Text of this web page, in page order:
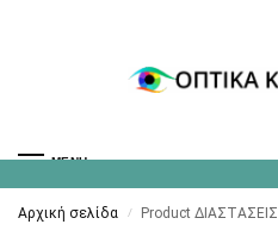
MENU
Αρχική σελίδα / Product ΔΙΑΣΤΑΣΕΙΣ